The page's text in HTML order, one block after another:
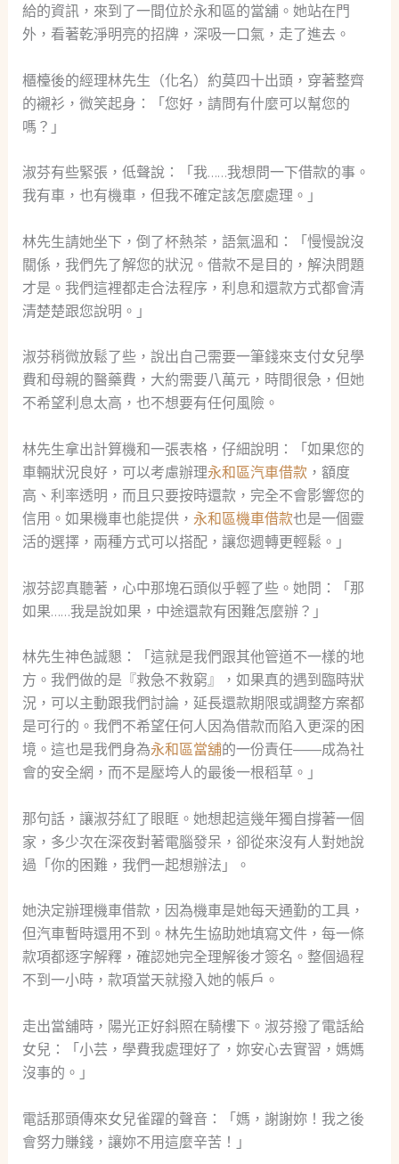
給的資訊，來到了一間位於永和區的當舖。她站在門
外，看著乾淨明亮的招牌，深吸一口氣，走了進去。
櫃檯後的經理林先生（化名）約莫四十出頭，穿著整齊
的襯衫，微笑起身：「您好，請問有什麼可以幫您的
嗎？」
淑芬有些緊張，低聲說：「我……我想問一下借款的事。
我有車，也有機車，但我不確定該怎麼處理。」
林先生請她坐下，倒了杯熱茶，語氣溫和：「慢慢說沒
關係，我們先了解您的狀況。借款不是目的，解決問題
才是。我們這裡都走合法程序，利息和還款方式都會清
清楚楚跟您說明。」
淑芬稍微放鬆了些，說出自己需要一筆錢來支付女兒學
費和母親的醫藥費，大約需要八萬元，時間很急，但她
不希望利息太高，也不想要有任何風險。
林先生拿出計算機和一張表格，仔細說明：「如果您的
車輛狀況良好，可以考慮辦理永和區汽車借款 ，額度
高、利率透明，而且只要按時還款，完全不會影響您的
信用。如果機車也能提供， 永和區機車借款也是一個靈
活的選擇，兩種方式可以搭配，讓您週轉更輕鬆。」
淑芬認真聽著，心中那塊石頭似乎輕了些。她問：「那
如果……我是說如果，中途還款有困難怎麼辦？」
林先生神色誠懇：「這就是我們跟其他管道不一樣的地
方。我們做的是『救急不救窮』，如果真的遇到臨時狀
況，可以主動跟我們討論，延長還款期限或調整方案都
是可行的。我們不希望任何人因為借款而陷入更深的困
境。這也是我們身為永和區當舖的一份責任——成為社
會的安全網，而不是壓垮人的最後一根稻草。」
那句話，讓淑芬紅了眼眶。她想起這幾年獨自撐著一個
家，多少次在深夜對著電腦發呆，卻從來沒有人對她說
過「你的困難，我們一起想辦法」。
她決定辦理機車借款，因為機車是她每天通勤的工具，
但汽車暫時還用不到。林先生協助她填寫文件，每一條
款項都逐字解釋，確認她完全理解後才簽名。整個過程
不到一小時，款項當天就撥入她的帳戶。
走出當舖時，陽光正好斜照在騎樓下。淑芬撥了電話給
女兒：「小芸，學費我處理好了，妳安心去實習，媽媽
沒事的。」
電話那頭傳來女兒雀躍的聲音：「媽，謝謝妳！我之後
會努力賺錢，讓妳不用這麼辛苦！」